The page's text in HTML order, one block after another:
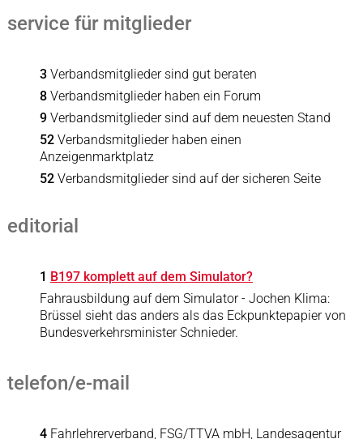
service für mitglieder
3 Verbandsmitglieder sind gut beraten
8 Verbandsmitglieder haben ein Forum
9 Verbandsmitglieder sind auf dem neuesten Stand
52 Verbandsmitglieder haben einen
Anzeigenmarktplatz
52 Verbandsmitglieder sind auf der sicheren Seite
editorial
1 B197 komplett auf dem Simulator?
Fahrausbildung auf dem Simulator - Jochen Klima:
Brüssel sieht das anders als das Eckpunktepapier von
Bundesverkehrsminister Schnieder.
telefon/e-mail
4 Fahrlehrerverband, FSG/TTVA mbH, Landesagentur